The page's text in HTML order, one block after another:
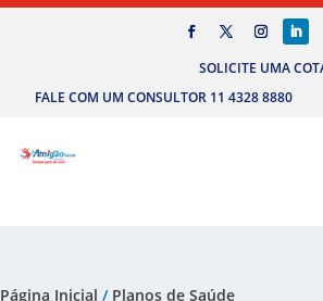
SOLICITE UMA
FALE COM UM CONSULTOR 11 4328 8880
Página Inicial / Planos de Saúde